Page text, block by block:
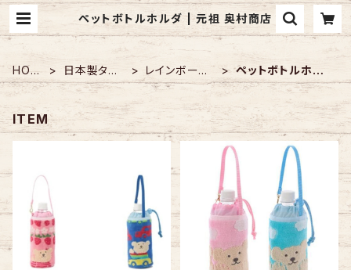
ペットボトルホルダ | 元祖 奥村商店
HOM
E
日本製タオ
ル
レインボーベ
ア
ペットボトルホル
ダ
ITEM